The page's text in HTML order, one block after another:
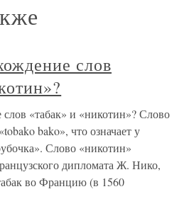
слов
«табак» и «никотин»? Слово
bako», что означает у
Слово «никотин»
дипломата Ж. Нико,
во Францию (в 1560